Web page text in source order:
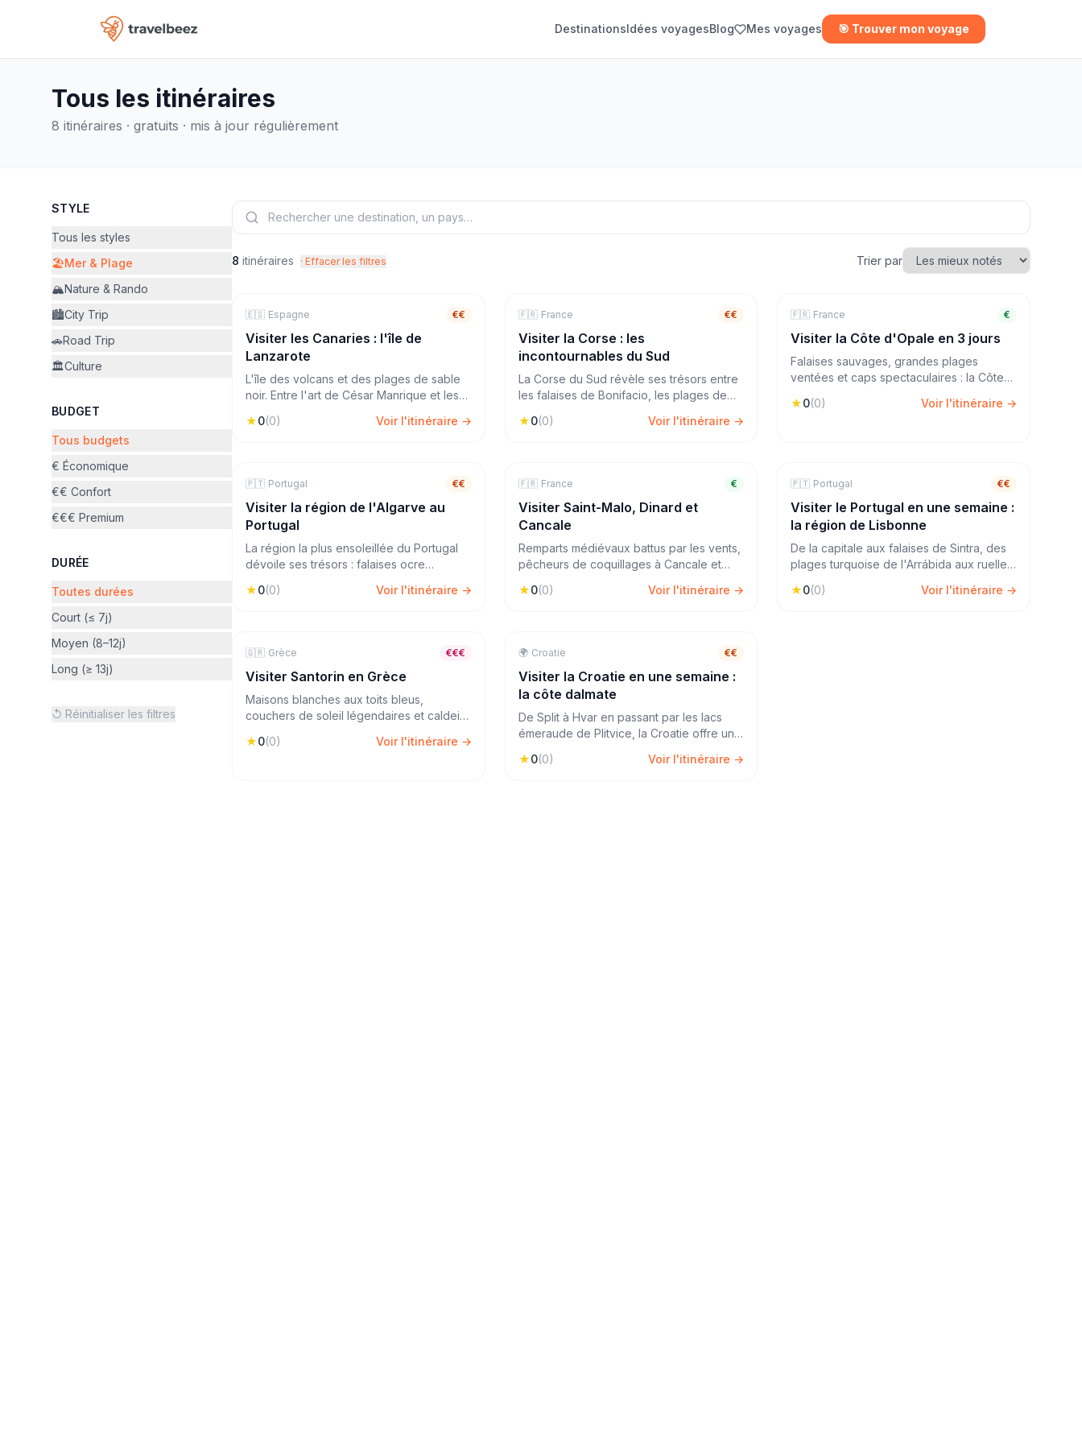
DestinationsIdées voyagesBlog Mes voyages 🎯 Trouver mon voyage
Tous les itinéraires
8 itinéraires · gratuits · mis à jour régulièrement
STYLE
Tous les styles
🏖️Mer & Plage
🏔️Nature & Rando
🏙️City Trip
🚗Road Trip
🏛️Culture
BUDGET
Tous budgets
€ Économique
€€ Confort
€€€ Premium
DURÉE
Toutes durées
Court (≤ 7j)
Moyen (8–12j)
Long (≥ 13j)
↺ Réinitialiser les filtres
8 itinéraires · Effacer les filtres Trier par
🏖️ Mer & Plage jours
🇪🇸 Espagne €€
Visiter les Canaries : l'île de
Lanzarote
L'île des volcans et des plages de sable
noir. Entre l'art de César Manrique et les
Timanfaya, Lanzarote offre une
★0(0) Voir l'itinéraire →
🏖️ Mer & Plage jours
🇫🇷 France €€
Visiter la Corse : les
incontournables du Sud
La Corse du Sud révèle ses trésors entre
les falaises de Bonifacio, les plages de
jours pour explorer l'Extrême-Sud de l'île
★0(0) Voir l'itinéraire →
🏖️ Mer & Plage jours
🇫🇷 France €
Visiter la Côte d'Opale en 3 jours
Falaises sauvages, grandes plages
ventées et caps spectaculaires : la Côte
couper le souffle à quelques heures de
★0(0) Voir l'itinéraire →
🏖️ Mer & Plage jours
🇵🇹 Portugal €€
Visiter la région de l'Algarve au
Portugal
La région la plus ensoleillée du Portugal
dévoile ses trésors : falaises ocre
secrètes et villes blanches. De Faro à
★0(0) Voir l'itinéraire →
🏖️ Mer & Plage jours
🇫🇷 France €
Visiter Saint-Malo, Dinard et
Cancale
Remparts médiévaux battus par les vents,
pêcheurs de coquillages à Cancale et
Bretagne nord offre un concentré de
★0(0) Voir l'itinéraire →
🏖️ Mer & Plage jours
🇵🇹 Portugal €€
Visiter le Portugal en une semaine :
la région de Lisbonne
De la capitale aux falaises de Sintra, des
plages turquoise de l'Arrábida aux ruelles
concentre en une semaine tout ce que le
★0(0) Voir l'itinéraire →
🏖️ Mer & Plage jours
🇬🇷 Grèce €€€
Visiter Santorin en Grèce
Maisons blanches aux toits bleus,
couchers de soleil légendaires et caldeira
plus photogéniques au monde. Une
★0(0) Voir l'itinéraire →
🏖️ Mer & Plage jours
🌍 Croatie €€
Visiter la Croatie en une semaine :
la côte dalmate
De Split à Hvar en passant par les lacs
émeraude de Plitvice, la Croatie offre un
spectaculaire et de vieilles pierres
★0(0) Voir l'itinéraire →